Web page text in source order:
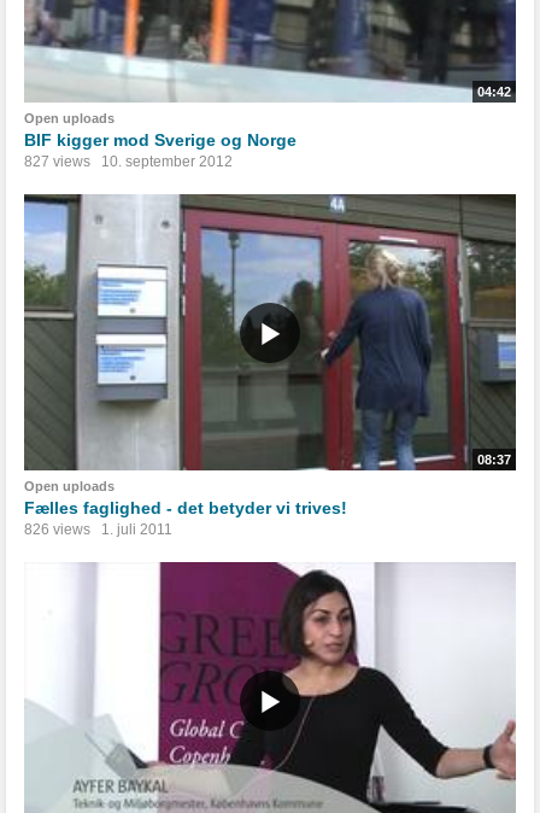
04:42
Open uploads
BIF kigger mod Sverige og Norge
827 views 10. september 2012
08:37
Open uploads
Fælles faglighed - det betyder vi trives!
826 views 1. juli 2011